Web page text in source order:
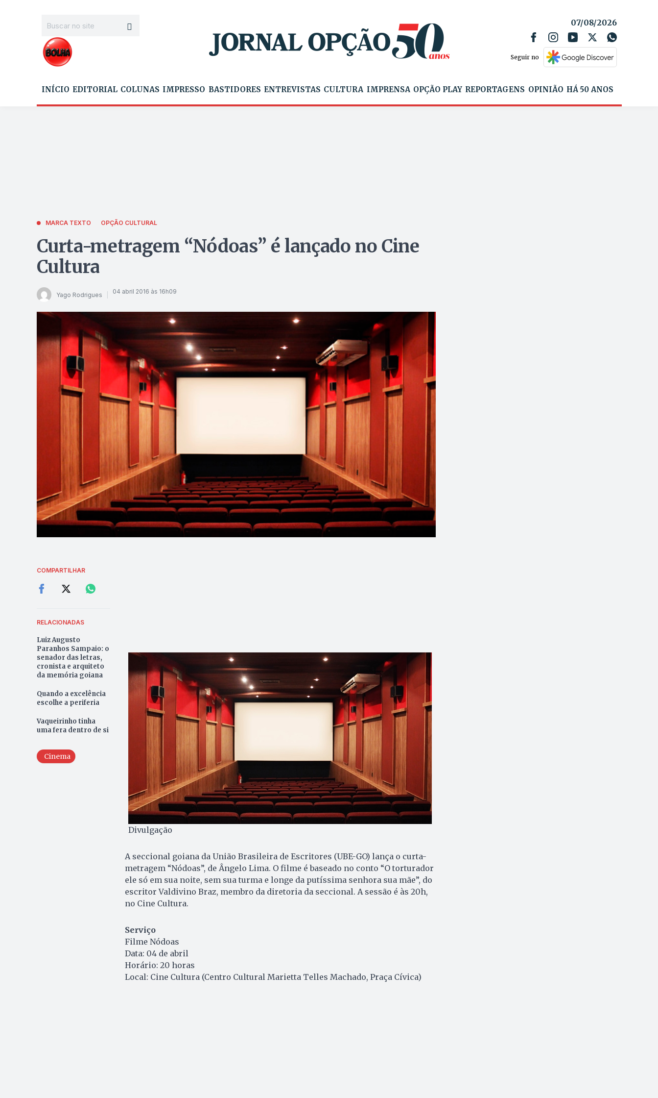
07/08/2026
Seguir no
INÍCIO EDITORIAL COLUNAS IMPRESSO BASTIDORES ENTREVISTAS CULTURA IMPRENSA OPÇÃO PLAY REPORTAGENS OPINIÃO HÁ 50 ANOS
MARCA TEXTO OPÇÃO CULTURAL
Curta-metragem “Nódoas” é lançado no Cine
Cultura
Yago Rodrigues 04 abril 2016 às 16h09
COMPARTILHAR
RELACIONADAS
Luiz Augusto
Paranhos Sampaio: o
senador das letras,
cronista e arquiteto
da memória goiana
Quando a excelência
escolhe a periferia
Vaqueirinho tinha
uma fera dentro de si
Cinema
Divulgação
A seccional goiana da União Brasileira de Escritores (UBE-GO) lança o curta-
metragem “Nódoas”, de Ângelo Lima. O filme é baseado no conto “O torturador
ele só em sua noite, sem sua turma e longe da putíssima senhora sua mãe”, do
escritor Valdivino Braz, membro da diretoria da seccional. A sessão é às 20h,
no Cine Cultura.
Serviço
Filme Nódoas
Data: 04 de abril
Horário: 20 horas
Local: Cine Cultura (Centro Cultural Marietta Telles Machado, Praça Cívica)